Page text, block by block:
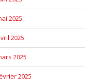
2025
2025
2025
2025